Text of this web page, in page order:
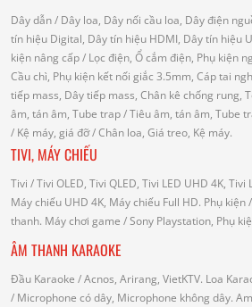
Dây dẫn/ Dây loa, Dây nối cầu loa, Dây điện
tín hiệu Digital, Dây tín hiệu HDMI, Dây tín hiệu
kiện nâng cấp/ Lọc điện, Ổ cắm điện, Phụ kiện
Cầu chì, Phụ kiện kết nối giắc 3.5mm, Cáp tai
tiếp mass, Dây tiếp mass, Chân kê chống rung,
âm, tán âm, Tube trap/ Tiêu âm, tán âm, Tube
/ Kệ máy, giá đỡ/ Chân loa, Giá treo, Kệ máy.
TIVI, MÁY CHIẾU
Tivi / Tivi OLED, Tivi QLED, Tivi LED UHD 4K, Tivi
Máy chiếu UHD 4K, Máy chiếu Full HD. Phụ kiện
thanh. Máy chơi game / Sony Playstation, Phụ
ÂM THANH KARAOKE
Đầu Karaoke / Acnos, Arirang, VietKTV. Loa
/ Microphone có dây, Microphone không dây.